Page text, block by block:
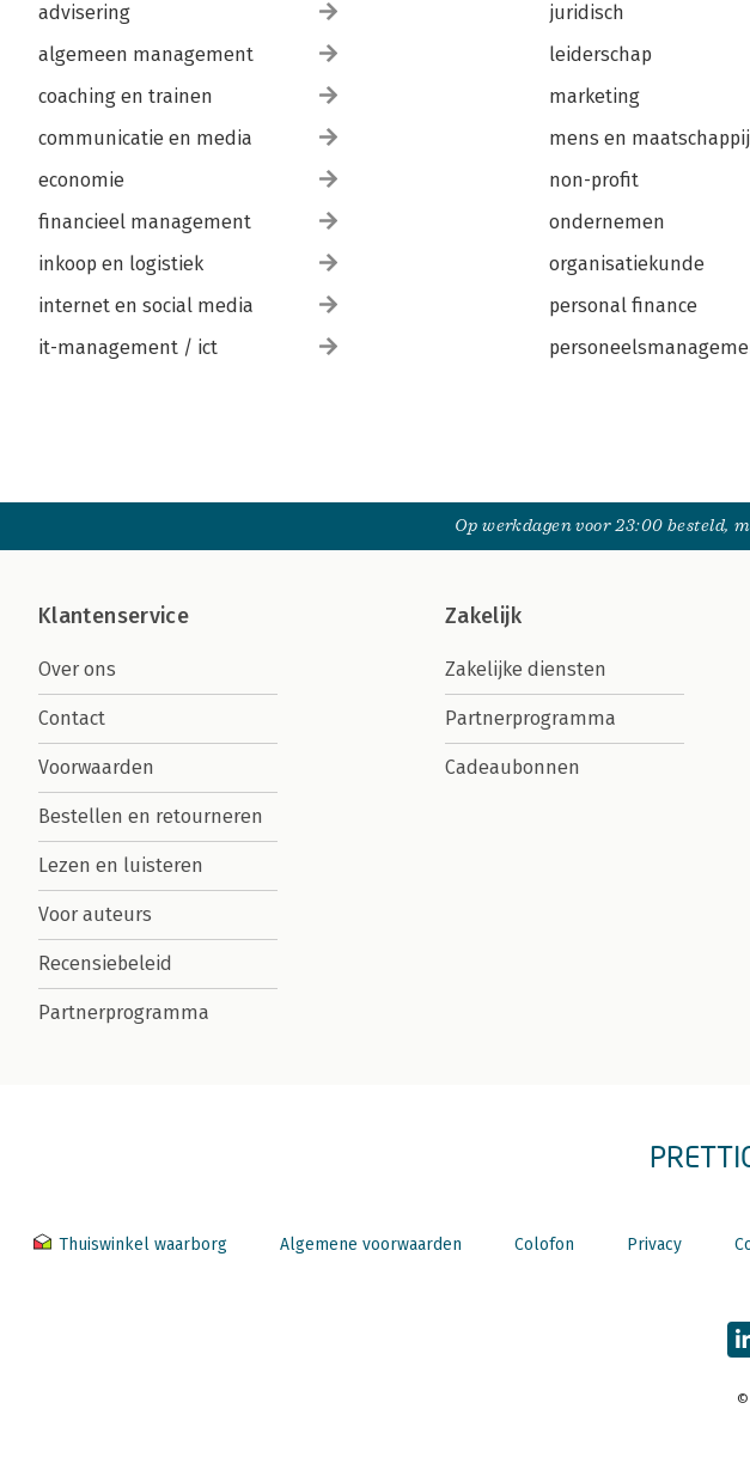
advisering
algemeen management
coaching en trainen
communicatie en media
economie
financieel management
inkoop en logistiek
internet en social media
it-management / ict
juridisch
leiderschap
marketing
mens en maatschappij
non-profit
ondernemen
organisatiekunde
personal finance
Op werkdagen voor 23:00 besteld,
Klantenservice
Over ons
Contact
Voorwaarden
Bestellen en retourneren
Lezen en luisteren
Voor auteurs
Recensiebeleid
Partnerprogramma
Zakelijk
Zakelijke diensten
Partnerprogramma
Cadeaubonnen
Thuiswinkel waarborg Algemene voorwaarden Colofon Privacy
©